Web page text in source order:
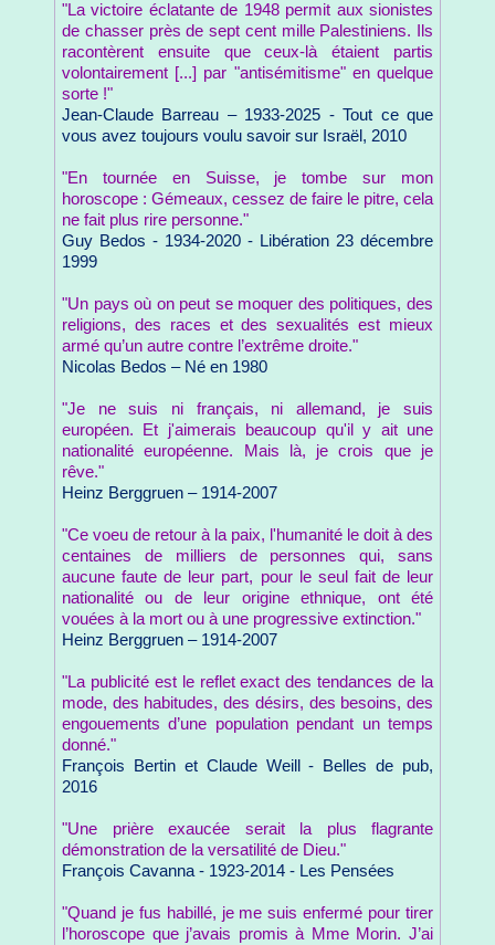
"La victoire éclatante de 1948 permit aux sionistes
de chasser près de sept cent mille Palestiniens. Ils
racontèrent ensuite que ceux-là étaient partis
volontairement [...] par "antisémitisme" en quelque
sorte !"
Jean-Claude Barreau – 1933-2025 - Tout ce que
vous avez toujours voulu savoir sur Israël, 2010
"En tournée en Suisse, je tombe sur mon
horoscope : Gémeaux, cessez de faire le pitre, cela
ne fait plus rire personne."
Guy Bedos - 1934-2020 - Libération 23 décembre
1999
"Un pays où on peut se moquer des politiques, des
religions, des races et des sexualités est mieux
armé qu’un autre contre l’extrême droite."
Nicolas Bedos – Né en 1980
"Je ne suis ni français, ni allemand, je suis
européen. Et j'aimerais beaucoup qu'il y ait une
nationalité européenne. Mais là, je crois que je
rêve."
Heinz Berggruen – 1914-2007
"Ce voeu de retour à la paix, l'humanité le doit à des
centaines de milliers de personnes qui, sans
aucune faute de leur part, pour le seul fait de leur
nationalité ou de leur origine ethnique, ont été
vouées à la mort ou à une progressive extinction."
Heinz Berggruen – 1914-2007
"La publicité est le reflet exact des tendances de la
mode, des habitudes, des désirs, des besoins, des
engouements d’une population pendant un temps
donné."
François Bertin et Claude Weill - Belles de pub,
2016
"Une prière exaucée serait la plus flagrante
démonstration de la versatilité de Dieu."
François Cavanna - 1923-2014 - Les Pensées
"Quand je fus habillé, je me suis enfermé pour tirer
l’horoscope que j’avais promis à Mme Morin. J’ai